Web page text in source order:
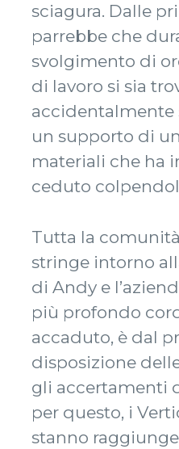
sciagura. Dalle
parrebbe che
svolgimento di
di lavoro si sia
accidentalmente
un supporto di
materiali che ha
ceduto
Tutta la
stringe intorno
di Andy e
più profondo
accaduto, è dal
disposizione
gli accertamenti
per questo, i
stanno